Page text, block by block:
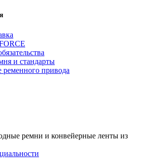
и стандарты
привода
ремни и конвейерные ленты из